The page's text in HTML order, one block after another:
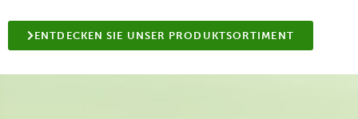
ENTDECKEN SIE UNSER PRODUKTSORTIMENT